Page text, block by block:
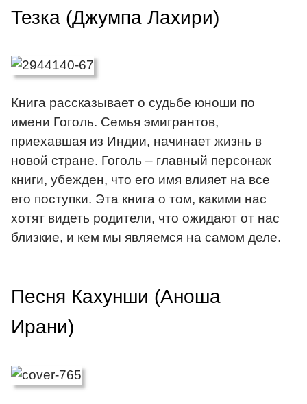
Тезка (Джумпа Лахири)
Книга рассказывает о судьбе юноши по
имени Гоголь. Семья эмигрантов,
приехавшая из Индии, начинает жизнь в
новой стране. Гоголь – главный персонаж
книги, убежден, что его имя влияет на все
его поступки. Эта книга о том, какими нас
хотят видеть родители, что ожидают от нас
близкие, и кем мы являемся на самом деле.
Песня Кахунши (Аноша
Ирани)